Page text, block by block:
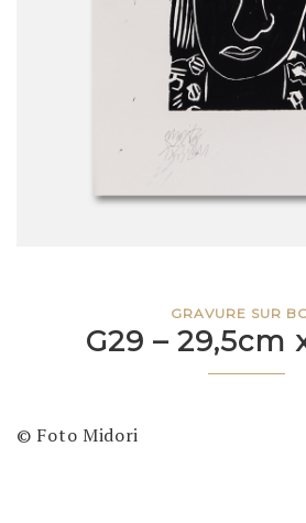
GRAVURE SUR
G29 – 29,5cm
© Foto Midori